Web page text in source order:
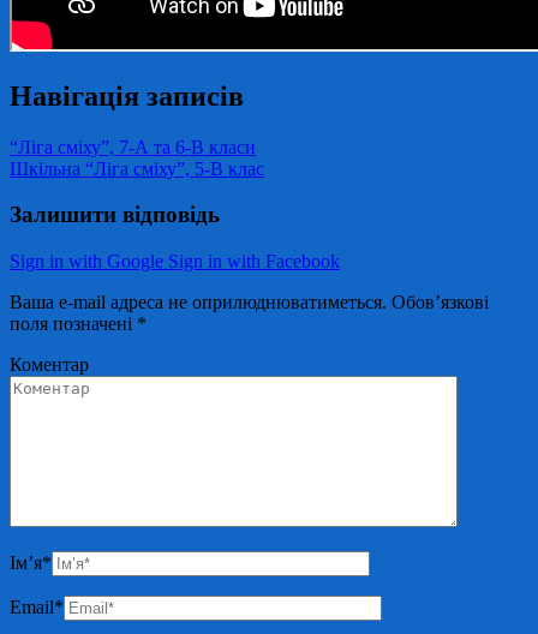
Навігація записів
“Ліга сміху”, 7-А та 6-В класи
Шкільна “Ліга сміху”, 5-В клас
Залишити відповідь
Sign in with Google Sign in with Facebook
Ваша e-mail адреса не оприлюднюватиметься. Обов’язкові
поля позначені *
Коментар
Ім’я*
Email*